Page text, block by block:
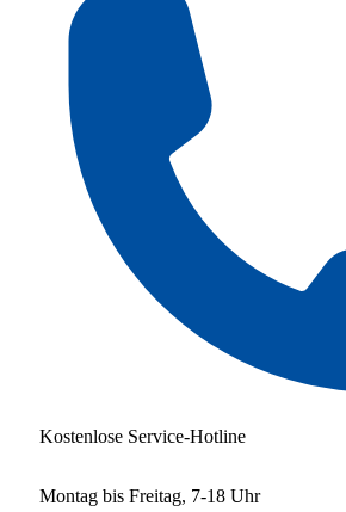
Kostenlose Service-Hotline
Montag bis Freitag, 7-18 Uhr